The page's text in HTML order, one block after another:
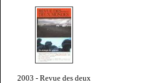
2003 - Revue des deux